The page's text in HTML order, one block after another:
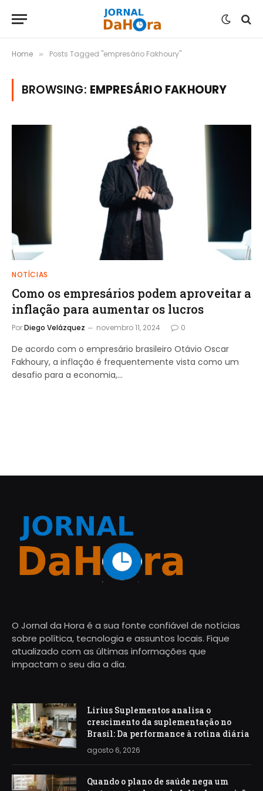
Home » Posts Tagged "empresário Fakhoury"
BROWSING: EMPRESÁRIO FAKHOURY
NOTÍCIAS
Como os empresários podem aproveitar a
inflação para aumentar os lucros
PorDiego Velázquez novembro 11, 2024 0
De acordo com o empresário brasileiro Otávio Oscar
Fakhoury, a inflação é frequentemente vista como um
desafio para a economia,…
O Jornal da Hora é a sua fonte confiável de notícias
sobre política, tecnologia e assuntos locais. Fique
atualizado com as últimas informações que
impactam o seu dia a dia.
Lirius Suplementos analisa o
crescimento da suplementação no
Brasil: Da performance à rotina diária
agosto 6, 2026
Quando o plano de saúde nega um